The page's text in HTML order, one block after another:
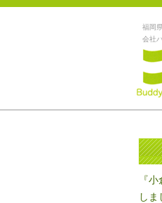
福岡
会社
『
し